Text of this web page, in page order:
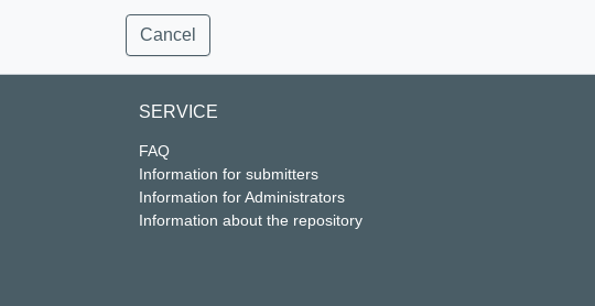
Cancel
SERVICE
FAQ
Information for submitters
Information for Administrators
Information about the repository